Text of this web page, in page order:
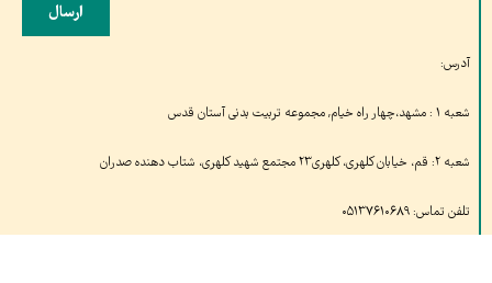
ارسال
آدرس:
شعبه ۱ : مشهد،چهار راه خیام, مجموعه تربیت بدنی آستان قدس
شعبه ۲: قم، خیابان کلهری، کلهری۲۳ مجتمع شهید کلهری، شتاب دهنده صدران
تلفن تماس: ۰۵۱۳۷۶۱۰۶۸۹